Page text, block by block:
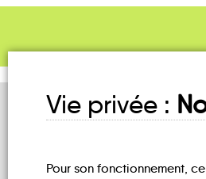
Mes lieux
Vie privée :
Pour son fonctionnement, ce